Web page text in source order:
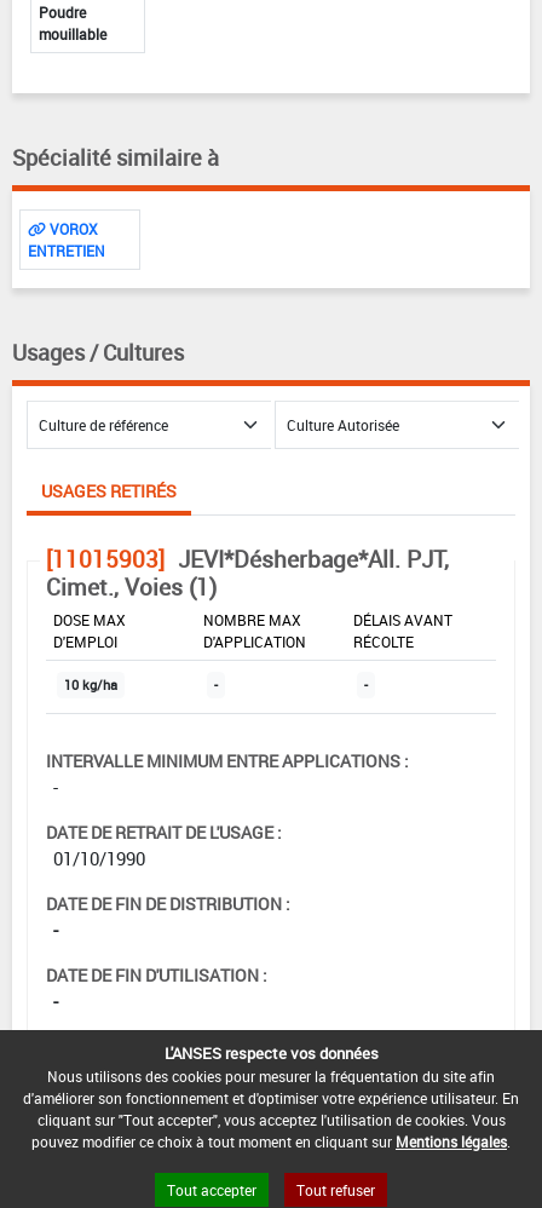
Poudre
mouillable
Spécialité similaire à
VOROX
ENTRETIEN
Usages / Cultures
USAGES RETIRÉS
[11015903] JEVI*Désherbage*All. PJT,
Cimet., Voies (1)
DOSE MAX
D'EMPLOI
NOMBRE MAX
D'APPLICATION
DÉLAIS AVANT
RÉCOLTE
10 kg/ha - -
INTERVALLE MINIMUM ENTRE APPLICATIONS :
-
DATE DE RETRAIT DE L'USAGE :
01/10/1990
DATE DE FIN DE DISTRIBUTION :
-
DATE DE FIN D'UTILISATION :
-
L'ANSES respecte vos données
Nous utilisons des cookies pour mesurer la fréquentation du site afin
d'améliorer son fonctionnement et d'optimiser votre expérience utilisateur. En
cliquant sur "Tout accepter", vous acceptez l'utilisation de cookies. Vous
pouvez modifier ce choix à tout moment en cliquant sur Mentions légales
Tout accepter Tout refuser